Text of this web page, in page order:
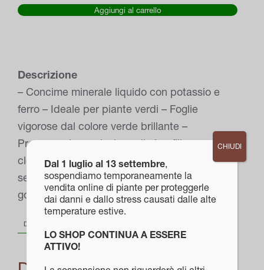
piante
Aggiungi al carrello
Descrizione
– Concime minerale liquido con potassio e
ferro – Ideale per piante verdi – Foglie
vigorose dal colore verde brillante –
Promuove la produzione di clorofilla: previene
clorosi e ingiallimenti fogliari – Dosaggio facile
senza sprechi: tappo graduato con salva
goccia Flacone da 1,3 Lt (300ml in omaggio)
DESCRIZIONE
Dal 1 luglio al 13 settembre,
sospendiamo temporaneamente la
vendita online di piante per proteggerle
dai danni e dallo stress causati dalle alte
temperature estive.
LO SHOP CONTINUA A ESSERE
ATTIVO!
CHIUDI